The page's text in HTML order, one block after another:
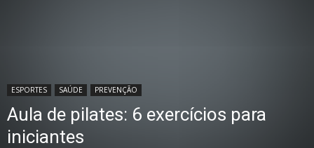
ESPORTES SAÚDE PREVENÇÃO
Aula de pilates: 6 exercícios para
iniciantes